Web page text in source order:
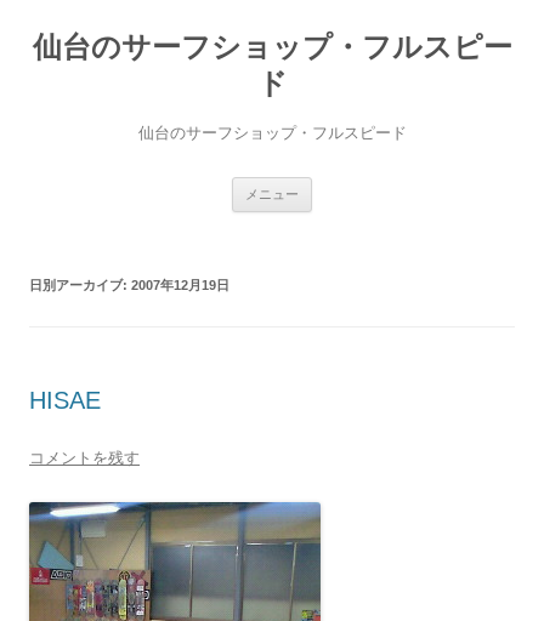
仙台のサーフショップ・フルスピー
ド
仙台のサーフショップ・フルスピード
メニュー
日別アーカイブ: 2007年12月19日
HISAE
コメントを残す